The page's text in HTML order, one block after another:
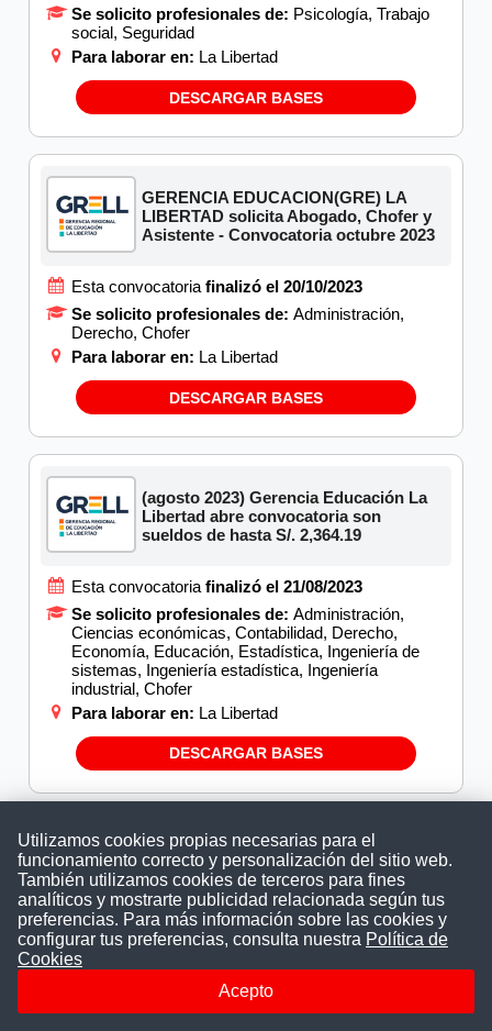
Se solicito profesionales de: Psicología, Trabajo
social, Seguridad
Para laborar en: La Libertad
DESCARGAR BASES
GERENCIA EDUCACION(GRE) LA
LIBERTAD solicita Abogado, Chofer y
Asistente - Convocatoria octubre 2023
Esta convocatoria finalizó el 20/10/2023
Se solicito profesionales de: Administración,
Derecho, Chofer
Para laborar en: La Libertad
DESCARGAR BASES
(agosto 2023) Gerencia Educación La
Libertad abre convocatoria son
sueldos de hasta S/. 2,364.19
Esta convocatoria finalizó el 21/08/2023
Se solicito profesionales de: Administración,
Ciencias económicas, Contabilidad, Derecho,
Economía, Educación, Estadística, Ingeniería de
sistemas, Ingeniería estadística, Ingeniería
industrial, Chofer
Para laborar en: La Libertad
DESCARGAR BASES
GERENCIA EDUCACION(GRE) LA
LIBERTAD busca Vigilante -
Convocatoria agosto 2023
Esta convocatoriafinalizó el 14/08/2023
Se solicito profesionales de:Vigilante
La Libertad
Utilizamos cookies propias necesarias para el
funcionamiento correcto y personalización del sitio web.
También utilizamos cookies de terceros para fines
analíticos y mostrarte publicidad relacionada según tus
preferencias. Para más información sobre las cookies y
configurar tus preferencias, consulta nuestra Política de
Cookies
Acepto